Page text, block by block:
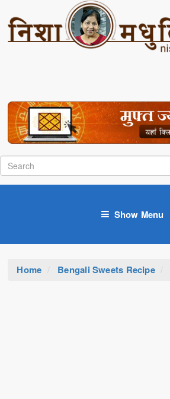
Show Menu
Home Bengali Sweets Recipe